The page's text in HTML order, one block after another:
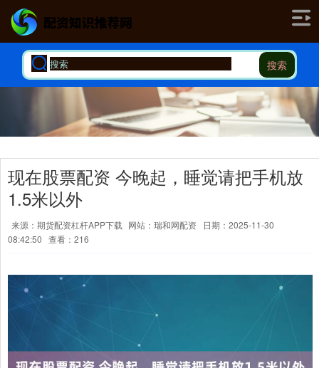
搜索
现在股票配资 今晚起，睡觉请把手机放
1.5米以外
来源：期货配资杠杆APP下载 网站：瑞和网配资
日期：2025-11-30
08:42:50 查看：216